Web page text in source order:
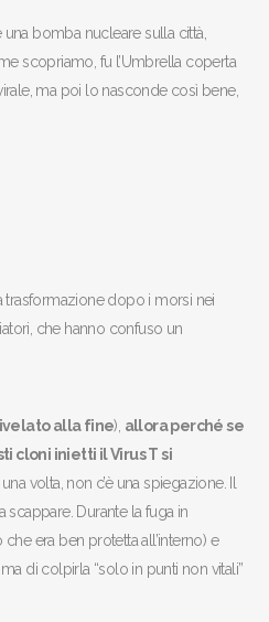
bomba nucleare sulla città,
scopriamo, fu l’Umbrella coperta
ma poi lo nasconde così bene,
trasformazione dopo i morsi nei
che hanno confuso un
alla fine), allora perché se
cloni inietti il Virus T si
volta, non c’è una spiegazione. Il
scappare. Durante la fuga in
era ben protetta all’interno) e
di colpirla “solo in punti non vitali”